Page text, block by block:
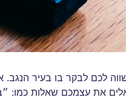
לכם לבקר בו בעיר
את עצמכם שאלות